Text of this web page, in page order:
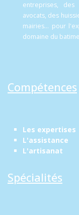
entreprises, des
avocats, des
mairies... pour
domaine du
Compétences
Les expertises
L'assistance
L'artisanat
Spécialités